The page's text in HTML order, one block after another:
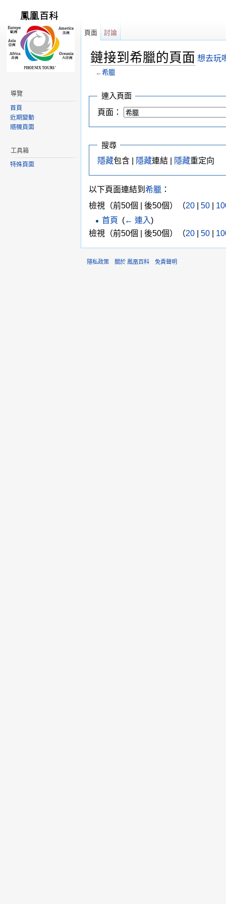
鏈接到希臘的頁面 想去玩
←希臘
連入頁面
頁面：
搜尋
隱藏包含 | 隱藏連結 | 隱藏重定向
以下頁面連結到 希臘 ：
檢視（前50個 | 後50個）（20 50
首頁
(← 連入)
檢視（前50個 | 後50個）（20 50
頁面 討論
導覽
首頁
近期變動
隨機頁面
工具箱
特殊頁面
隱私政策 關於 鳳凰百科 免責聲明